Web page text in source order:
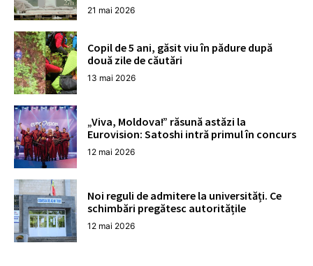
21 mai 2026
Copil de 5 ani, găsit viu în pădure după
două zile de căutări
13 mai 2026
„Viva, Moldova!” răsună astăzi la
Eurovision: Satoshi intră primul în concurs
12 mai 2026
Noi reguli de admitere la universități. Ce
schimbări pregătesc autoritățile
12 mai 2026